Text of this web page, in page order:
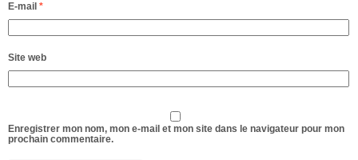
E-mail *
Site web
Enregistrer mon nom, mon e-mail et mon site dans le navigateur pour mon
prochain commentaire.